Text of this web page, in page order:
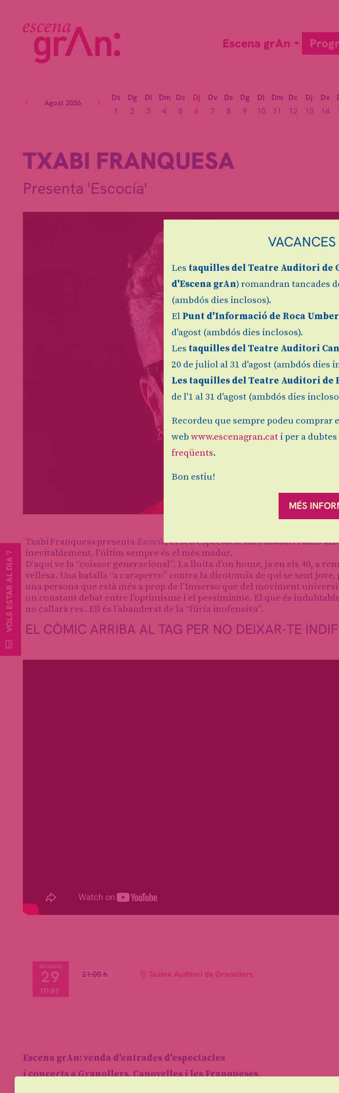
VOLS ESTAR AL DIA ?
Escena grAn
Agost 2026
Ds
1
Dg
2
Dl
3
Dm
4
Dc
5
Dj
6
Dv
7
Ds
8
Dg
9
Dl
10
Dm
11
Dc
12
Dj
13
Dv
14
TXABI FRANQUESA
Presenta 'Escocía'
Txabi Franquesa presentaEscocía, el seu espectacle més madur. I amb
inevitablement, l'últim sempre és el més madur.
D’aquí ve la “coïssor generacional”. La lluita d’un home, ja en els 40, a
vellesa. Una batalla “a caraperro” contra la dicotomia de qui se sent
una persona que està més a prop de l’Imserso que del moviment
un constant debat entre l'optimisme i el pessimisme. El que és
no callarà res. Ell és l’abanderat de la “fúria inofensiva”.
EL CÒMIC ARRIBA AL TAG PER NO DEIXAR-TE
dissabte
29
mar
21:00 h Teatre Auditori de Granollers
Escena grAn: venda d'entrades d'espectacles
i concerts a Granollers, Canovelles i les Franqueses.
Les taquilles del Teatre Auditori de
d'Escena grAn) romandran tancades
(ambdós dies inclosos).
El Punt d'Informació de Roca
d'agost (ambdós dies inclosos).
Les taquilles del Teatre Auditori
20 de juliol al 31 d'agost (ambdós dies
Les taquilles del Teatre Auditori de
de l'1 al 31 d'agost (ambdós dies
Recordeu que sempre podeu comprar
web www.escenagran.cat i per a
freqüents.
Bon estiu!
MÉS